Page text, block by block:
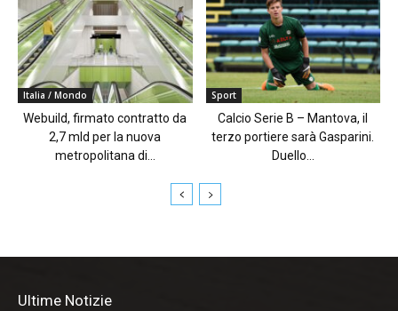
Italia / Mondo
Webuild, firmato contratto da
2,7 mld per la nuova
metropolitana di...
Sport
Calcio Serie B – Mantova, il
terzo portiere sarà Gasparini.
Duello...
Ultime Notizie